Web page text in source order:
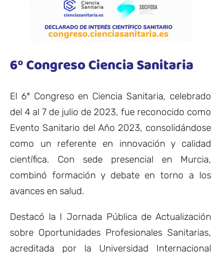
6º Congreso Ciencia Sanitaria
El 6º Congreso en Ciencia Sanitaria, celebrado
del 4 al 7 de julio de 2023, fue reconocido como
Evento Sanitario del Año 2023, consolidándose
como un referente en innovación y calidad
científica. Con sede presencial en Murcia,
combinó formación y debate en torno a los
avances en salud.
Destacó la I Jornada Pública de Actualización
sobre Oportunidades Profesionales Sanitarias,
acreditada por la Universidad Internacional